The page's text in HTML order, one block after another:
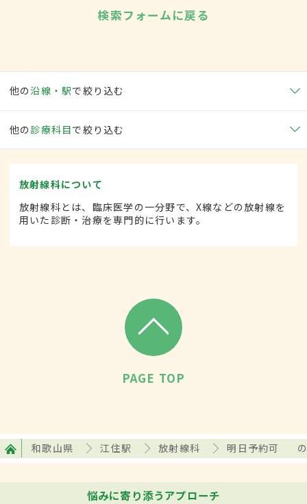
検索フォームに戻る
他の沿線・駅で絞り込む
他の 診療科目で絞り込む
放射線科について
放射線科とは、臨床医学の一分野で、X線などの放射線を
用いた診断・治療を専門的に行います。
PAGE TOP
和歌山県 江住駅 放射線科 明日予約可
悩みに寄り添うアプローチ